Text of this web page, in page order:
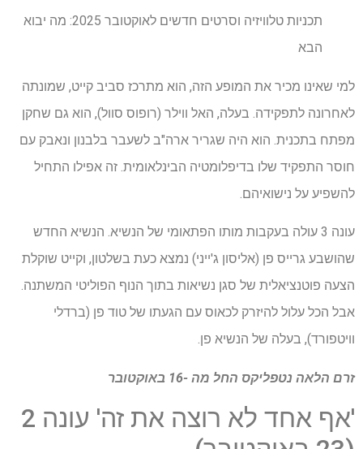
תכניות טלוויזיה וסרטים חדשים לאוקטובר 2025: מה יבוא
הבא
למי שאינו מכיר את המופע הזה, הוא מתרכז סביב קייט, שמונתה
לאחרונה לתפקידה. בעלה, האל ווילר (רופוס סוול), הוא גם שחקן
מפתח בתכנית. הוא היה שגריר ארה"ב לשעבר בלבנון ונאבק עם
חוסר התפקיד שלו בדיפלומטיה הבינלאומית. זה אפילו התחיל
להשפיע על נישואיהם.
עונה 3 עולה בעקבות מותו הפתאומי של הנשיא. הנשיא החדש
שהושבע גרייס פן (אליסון ג'ייני) נמצא כעת בשלטון, וקייט שוקלת
הצעה פוטנציאלית של סגן נשיאות בתוך הנוף הפוליטי המשתנה.
אבל הכל עלול להיזרק לכאוס עם הגעתו של טוד פן (ברדלי
וויטפורד), בעלה של הנשיא פן.
זרם הלאה נטפליקס החל מה -16 באוקטובר
'אף אחד לא רוצה את זה' עונה 2